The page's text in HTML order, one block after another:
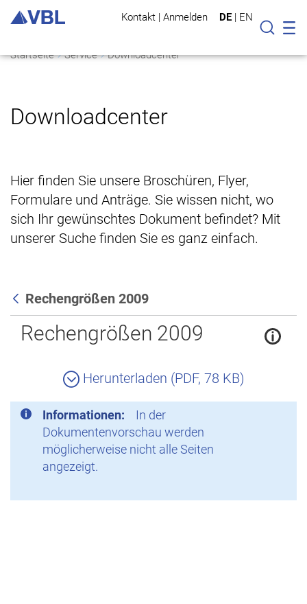
Kontakt | Anmelden DE | EN
Suche
Startseite Service Downloadcenter
Downloadcenter
Hier finden Sie unsere Broschüren, Flyer,
Formulare und Anträge. Sie wissen nicht, wo
sich Ihr gewünschtes Dokument befindet? Mit
unserer Suche finden Sie es ganz einfach.
Zurück
Rechengrößen 2009
Rechengrößen 2009
Herunterladen (PDF, 78 KB)
Informationen:
In der
Dokumentenvorschau werden
möglicherweise nicht alle Seiten
angezeigt.